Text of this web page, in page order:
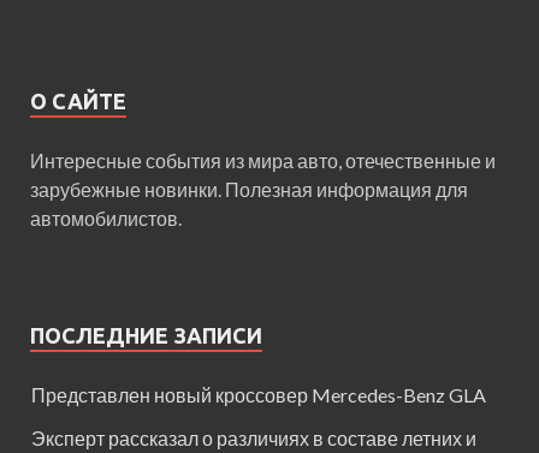
О САЙТЕ
Интересные события из мира авто, отечественные и
зарубежные новинки. Полезная информация для
автомобилистов.
ПОСЛЕДНИЕ ЗАПИСИ
Представлен новый кроссовер Mercedes-Benz GLA
Эксперт рассказал о различиях в составе летних и